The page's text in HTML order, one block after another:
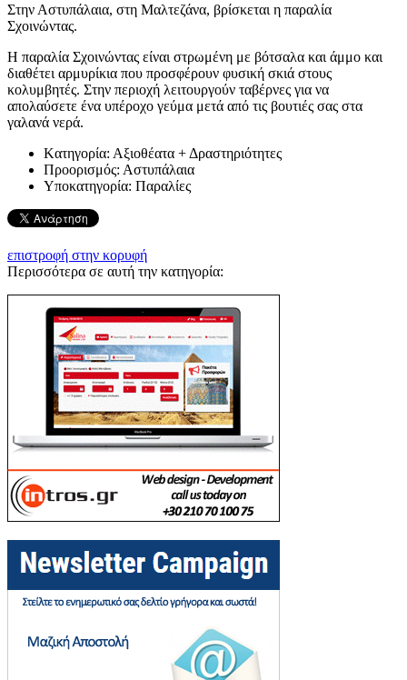
Στην Αστυπάλαια, στη Μαλτεζάνα, βρίσκεται η παραλία
Σχοινώντας.
Η παραλία Σχοινώντας είναι στρωμένη με βότσαλα και άμμο και
διαθέτει αρμυρίκια που προσφέρουν φυσική σκιά στους
κολυμβητές. Στην περιοχή λειτουργούν ταβέρνες για να
απολαύσετε ένα υπέροχο γεύμα μετά από τις βουτιές σας στα
γαλανά νερά.
Kατηγορία: Αξιοθέατα + Δραστηριότητες
Προορισμός: Αστυπάλαια
Υποκατηγορία: Παραλίες
επιστροφή στην κορυφή
Περισσότερα σε αυτή την κατηγορία: